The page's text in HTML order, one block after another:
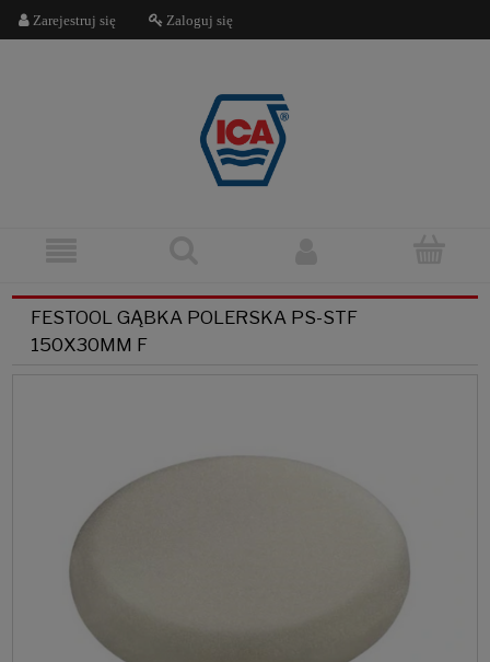
Zarejestruj się Zaloguj się
FESTOOL GĄBKA POLERSKA PS-STF
150X30MM F